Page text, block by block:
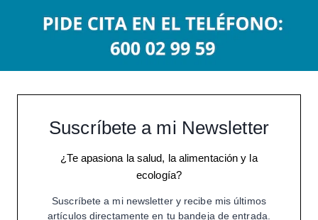
Suscríbete a mi Newsletter
¿Te apasiona la salud, la alimentación y la
ecología?
Suscríbete a mi newsletter y recibe mis últimos
artículos directamente en tu bandeja de entrada.